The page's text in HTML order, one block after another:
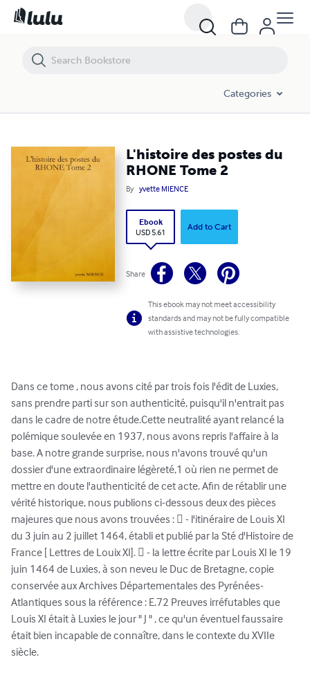
Categories
L'histoire des postes du
RHONE Tome 2
By yvette MIENCE
Ebook
USD 5.61
Add to Cart
Share
This ebook may not meet accessibility
standards and may not be fully compatible
with assistive technologies.
Dans ce tome , nous avons cité par trois fois l'édit de Luxies,
sans prendre parti sur son authenticité, puisqu'il n'entrait pas
dans le cadre de notre étude.Cette neutralité ayant relancé la
polémique soulevée en 1937, nous avons repris l'affaire à la
base. A notre grande surprise, nous n'avons trouvé qu'un
dossier d'une extraordinaire légèreté,1 où rien ne permet de
mettre en doute l'authenticité de cet acte. Afin de rétablir une
vérité historique, nous publions ci-dessous deux des pièces
majeures que nous avons trouvées :  - l'itinéraire de Louis XI
du 3 juin au 2 juillet 1464, établi et publié par la Sté d'Histoire de
France [ Lettres de Louix XI].  - la lettre écrite par Louis XI le 19
juin 1464 de Luxies, à son neveu le Duc de Bretagne, copie
conservée aux Archives Départementales des Pyrénées-
Atlantiques sous la référence : E.72 Preuves irréfutables que
Louis XI était à Luxies le jour " J " , ce qu'un éventuel faussaire
était bien incapable de connaître, dans le contexte du XVIIe
siècle.
L'histoire des postes du RHONE Tome 2